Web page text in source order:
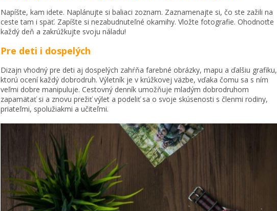
Napíšte, kam idete. Naplánujte si baliaci zoznam. Zaznamenajte si, čo ste zažili na
ceste tam i späť. Zapíšte si nezabudnuteľné okamihy. Vložte fotografie. Ohodnoťte
každý deň a zakrúžkujte svoju náladu!
Pre deti i dospelých
Dizajn vhodný pre deti aj dospelých zahŕňa farebné obrázky, mapu a ďalšiu grafiku,
ktorú ocení každý dobrodruh. Výletník je v krúžkovej väzbe, vďaka čomu sa s ním
veľmi dobre manipuluje. Cestovný denník umožňuje mladým dobrodruhom
zapamätať si a znovu prežiť výlet a podeliť sa o svoje skúsenosti s členmi rodiny,
priateľmi, spolužiakmi a učiteľmi.